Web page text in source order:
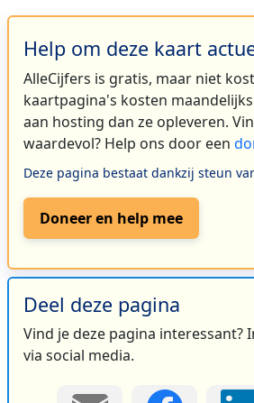
Help om deze kaart
AlleCijfers is gratis, maar niet
kaartpagina's kosten
aan hosting dan ze opleveren.
waardevol? Help ons door een
Deze pagina bestaat dankzij steun
Doneer en help mee
Deel deze pagina
Vind je deze pagina interessant?
via social media.